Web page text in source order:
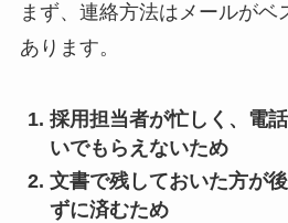
まず、連絡方法はメールがベ
あります。
採用担当者が忙しく、電
いでもらえないため
文書で残しておいた方が
ずに済むため